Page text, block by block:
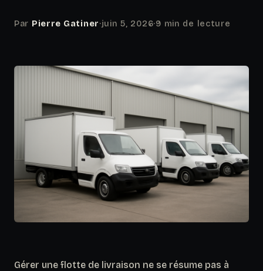
Par Pierre Gatiner·juin 5, 2026·9 min de lecture
Gérer une flotte de livraison ne se résume pas à